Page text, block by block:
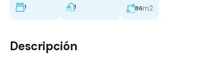
1
1
86m2
Descripción